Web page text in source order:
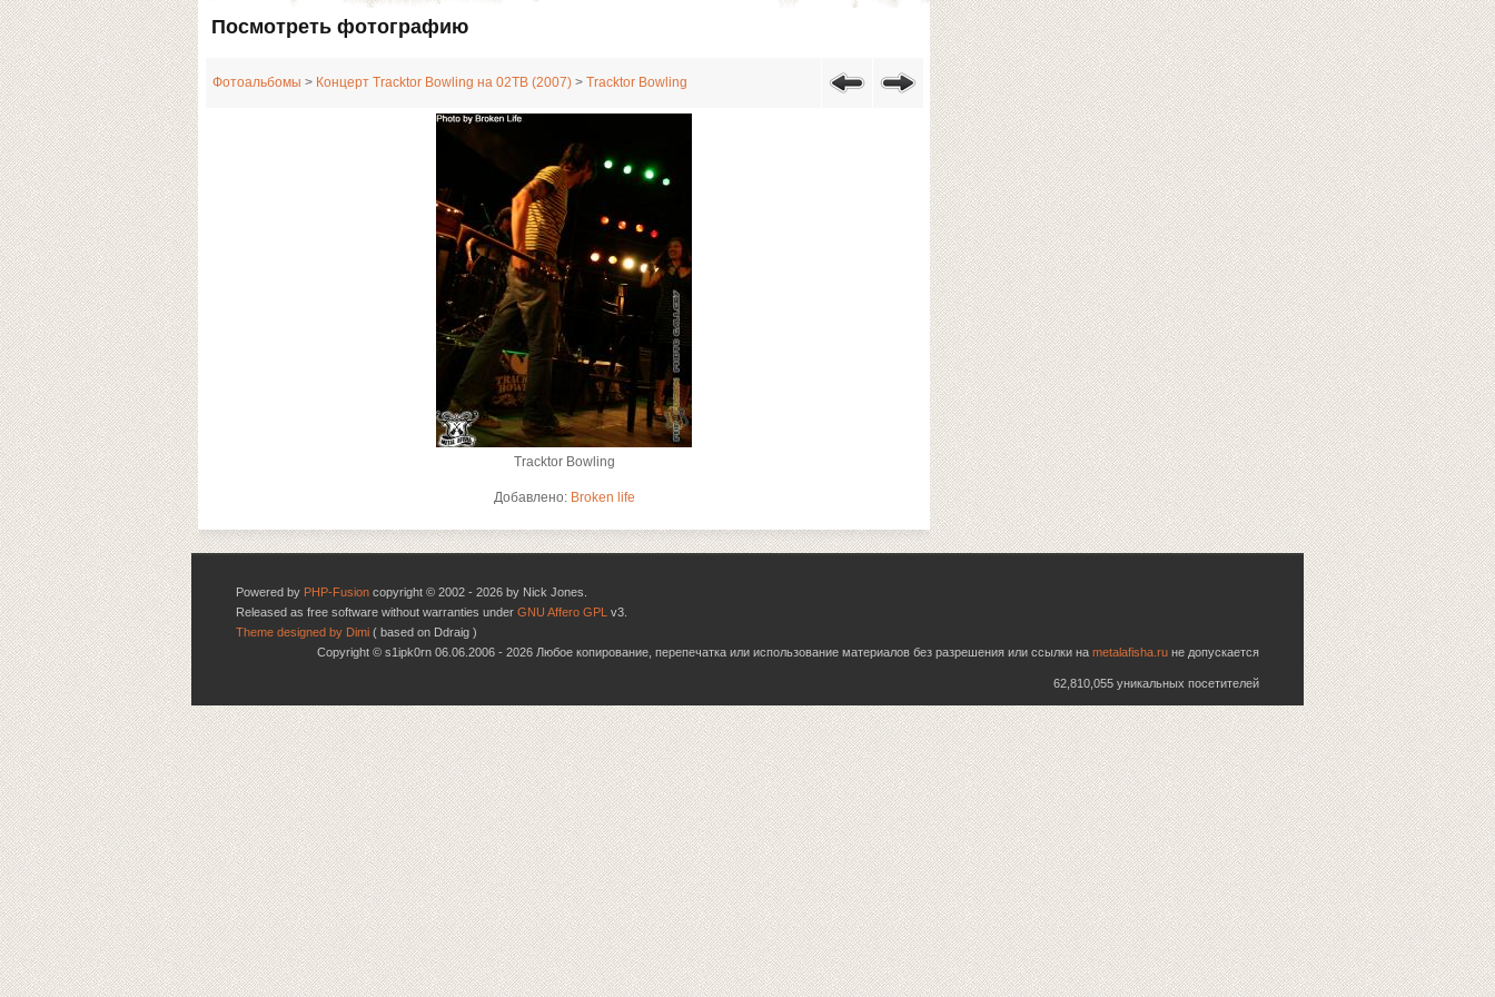
Посмотреть фотографию
Фотоальбомы > Концерт Tracktor Bowling на 02ТВ (2007) > Tracktor Bowling
Tracktor Bowling
Добавлено: Broken life
Powered by PHP-Fusion copyright © 2002 - 2026 by Nick Jones.
Released as free software without warranties under GNU Affero GPL v3.
Theme designed by Dimi ( based on Ddraig )
Copyright © s1ipk0rn 06.06.2006 - 2026 Любое копирование, перепечатка или использование материалов без разрешения или ссылки на metalafisha.ru не допускается
62,810,055 уникальных посетителей